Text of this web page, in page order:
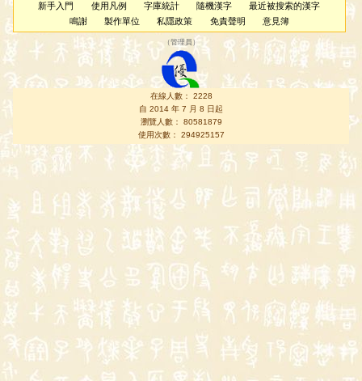
新手入門 使用凡例 字庫統計 隨機漢字
最近被搜索的漢字
鳴謝
製作單位 私隱政策 免責聲明 意見簿
（管理員 ）
在線人數： 2228
自 2014 年 7 月 8 日起
瀏覽人數： 80581879
使用次數： 294925157